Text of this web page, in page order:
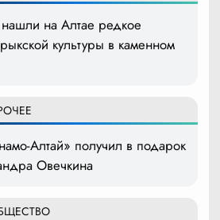
на Алтае редкое
культуры в каменном
Алтай» получил в подарок
Овечкина